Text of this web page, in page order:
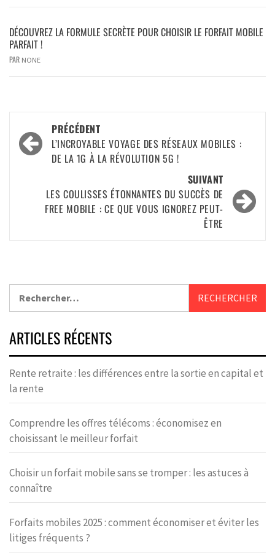
DÉCOUVREZ LA FORMULE SECRÈTE POUR CHOISIR LE FORFAIT MOBILE
PARFAIT !
PAR NONE
PRÉCÉDENT
L’INCROYABLE VOYAGE DES RÉSEAUX MOBILES :
DE LA 1G À LA RÉVOLUTION 5G !
SUIVANT
LES COULISSES ÉTONNANTES DU SUCCÈS DE
FREE MOBILE : CE QUE VOUS IGNOREZ PEUT-
ÊTRE
ARTICLES RÉCENTS
Rente retraite : les différences entre la sortie en capital et
la rente
Comprendre les offres télécoms : économisez en
choisissant le meilleur forfait
Choisir un forfait mobile sans se tromper : les astuces à
connaître
Forfaits mobiles 2025 : comment économiser et éviter les
litiges fréquents ?